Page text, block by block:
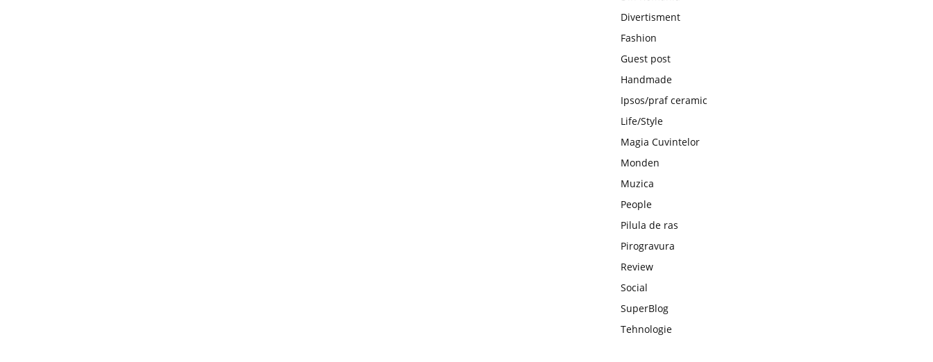
Divertisment
Fashion
Guest post
Handmade
Ipsos/praf ceramic
Life/Style
Magia Cuvintelor
Monden
Muzica
People
Pilula de ras
Pirogravura
Review
Social
SuperBlog
Tehnologie